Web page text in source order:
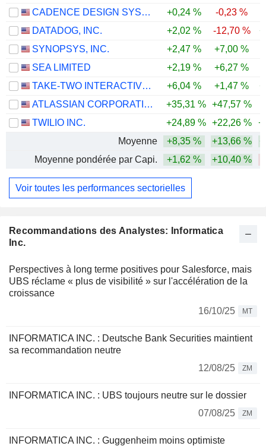
Recommandations des Analystes: Informatica
Inc.
Perspectives à long terme positives pour Salesforce, mais
UBS réclame « plus de visibilité » sur l'accélération de la
croissance
16/10/25
MT
INFORMATICA INC. : Deutsche Bank Securities maintient
sa recommandation neutre
12/08/25
ZM
INFORMATICA INC. : UBS toujours neutre sur le dossier
07/08/25
ZM
INFORMATICA INC. : Guggenheim moins optimiste
CADENCE DESIGN SYSTEMS, INC.
+0,24 % -0,23 %
DATADOG, INC.
+2,02 % -12,70 %
SYNOPSYS, INC.
+2,47 % +7,00 %
SEA LIMITED
+2,19 % +6,27 %
TAKE-TWO INTERACTIVE SOFTWARE, INC.
+6,04 % +1,47 %
ATLASSIAN CORPORATION
+35,31 % +47,57 %
TWILIO INC.
+24,89 % +22,26 %
Moyenne
+8,35 % +13,66 %
Moyenne pondérée par Capi.
+1,62 % +10,40 %
Voir toutes les performances sectorielles